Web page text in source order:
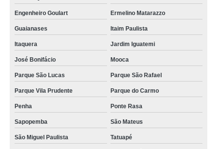
placa energia solar valor Guarulhos
kit de energia solar valor Suzano
energia solar fotovoltaica Itaquaquecetuba
onde encontro kit de energia solar Ribeirão Pires
onde encontro kit de energia solar Jardim Europa
Engenheiro Goulart Ermelino Matarazzo
Guaianases Itaim Paulista
Itaquera Jardim Iguatemi
José Bonifácio Mooca
Parque São Lucas Parque São Rafael
Parque Vila Prudente Parque do Carmo
Penha Ponte Rasa
Sapopemba São Mateus
São Miguel Paulista Tatuapé